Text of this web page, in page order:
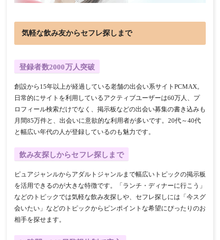
気軽な飲み友からセフレ探しまで
登録者数2000万人突破
創設から15年以上が経過している老舗の出会い系サイトPCMAX。
日常的にサイトを利用しているアクティブユーザーは60万人、プ
ロフィール検索だけでなく、掲示板などの出会い募集の書き込みも
月間85万件と、出会いに意欲的な利用者が多いです。20代～40代
と幅広い年代の人が登録しているのも魅力です。
飲み友探しからセフレ探しまで
ピュアジャンルからアダルトジャンルまで幅広いトピックの掲示板
を活用できるのが大きな特徴です。「ランチ・ディナーに行こう」
などのトピックでは気軽な飲み友探しや、セフレ探しには「今スグ
会いたい」などのトピックからピンポイントな希望にぴったりのお
相手を探せます。